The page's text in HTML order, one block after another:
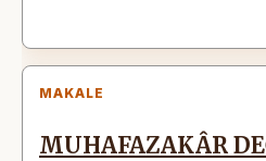
MAKALE
MUHAFAZAKÂR